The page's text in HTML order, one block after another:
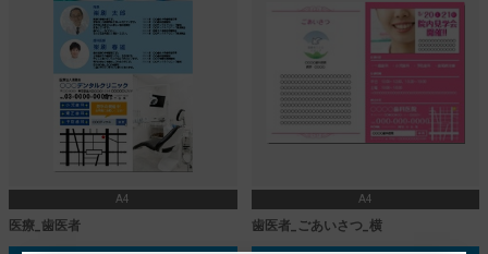
A4
医療_歯医者
A4
歯医者_ごあいさつ_横